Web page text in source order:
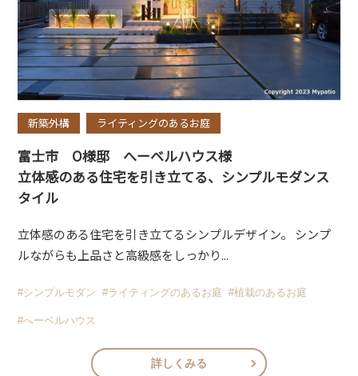
新築外構 ライティングのあるお庭
富士市 O様邸 へーベルハウス様
立体感のある住宅を引き立てる、シンプルモダンス
タイル
立体感のある住宅を引き立てるシンプルデザイン。 シンプ
ルながらも上品さと高級感をしっかり...
#シンプルモダン #ライティングのあるお庭 #植栽のあるお庭
#へーベルハウス
詳しくみる